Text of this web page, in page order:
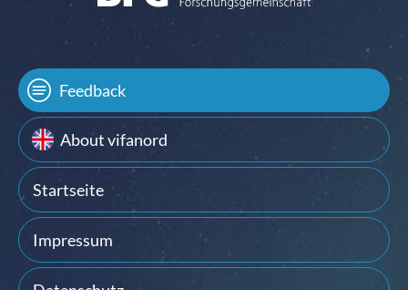
Feedback
About vifanord
Startseite
Impressum